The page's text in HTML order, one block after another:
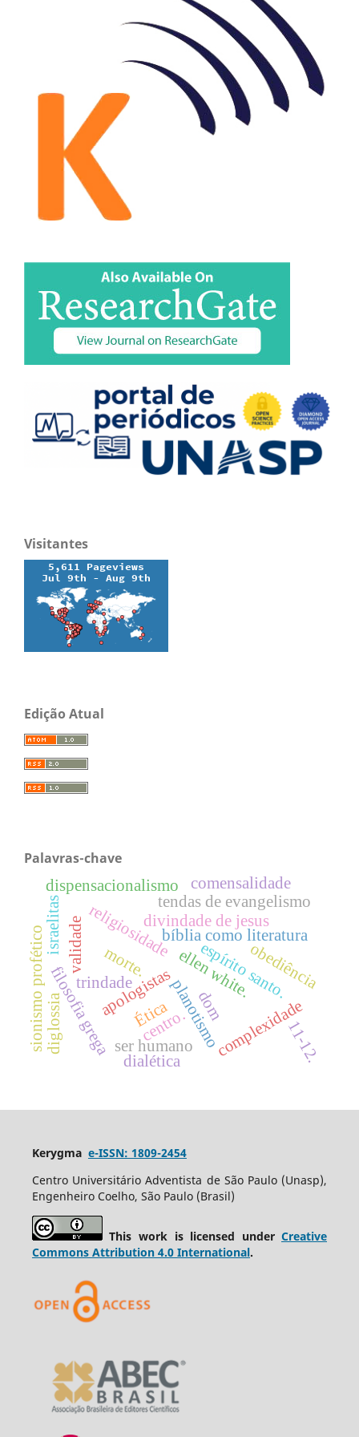
Visitantes
Edição Atual
Palavras-chave
bíblia como literatura
religiosidade
espírito santo.
trindade
divindade de jesus
tendas de evangelismo
validade ellen white.
apologistas
filosofia grega planotismocomplexidade
Ética dom
morte. obediência
sionismo profético
dispensacionalismo
israelitas
diglossia centro.
ser humano 11-12.
dialética
comensalidade
Kerygma e-ISSN: 1809-2454
Centro Universitário Adventista de São Paulo (Unasp),
Engenheiro Coelho, São Paulo (Brasil)
This work is licensed underCreative
Commons Attribution 4.0 International.